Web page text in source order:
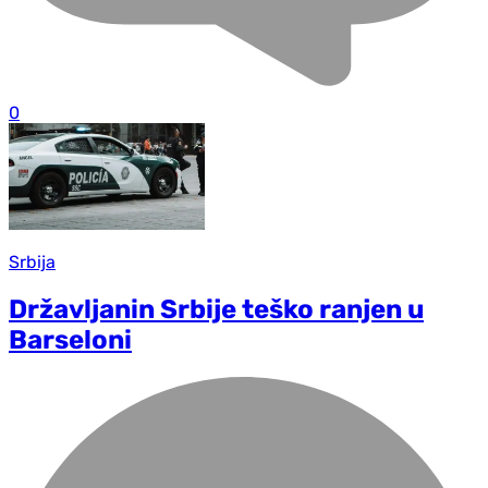
0
Srbija
Državljanin Srbije teško ranjen u
Barseloni